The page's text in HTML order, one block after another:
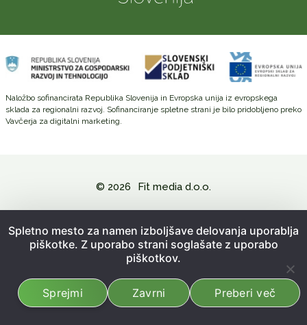
Naložbo sofinancirata Republika Slovenija in Evropska unija iz evropskega
sklada za regionalni razvoj. Sofinanciranje spletne strani je bilo pridobljeno preko
Vavčerja za digitalni marketing.
© 2026 Fit media d.o.o.
Splošni pogoji poslovanja
Izdelava spletne strani: Emigma
Spletno mesto za namen izboljšave delovanja uporablja
piškotke. Z uporabo strani soglašate z uporabo
piškotkov.
Sprejmi Zavrni Preberi več